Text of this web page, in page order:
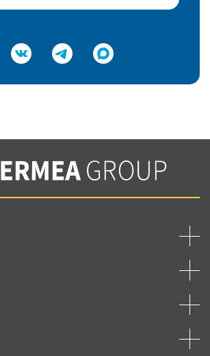
e-mail
с нашей политикой